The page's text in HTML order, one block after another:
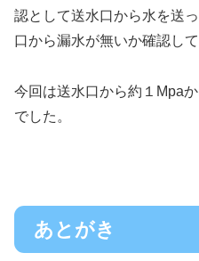
認として送水口から水を送
口から漏水が無いか確認し
今回は送水口から約１Mpa
でした。
あとがき